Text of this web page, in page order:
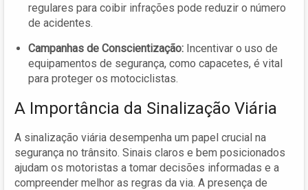
regulares para coibir infrações pode reduzir o número
de acidentes.
Campanhas de Conscientização: Incentivar o uso de
equipamentos de segurança, como capacetes, é vital
para proteger os motociclistas.
A Importância da Sinalização Viária
A sinalização viária desempenha um papel crucial na
segurança no trânsito. Sinais claros e bem posicionados
ajudam os motoristas a tomar decisões informadas e a
compreender melhor as regras da via. A presença de